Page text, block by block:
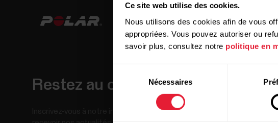
Ce site web utilise des cookies.
Nous utilisons des cookies afin de vous
appropriées. Vous pouvez autoriser ou
savoir plus, consultez notre politique en
du
consentement
Nécessaires
Restez au courant!
Inscrivez-vous à notre infolettre bimensuelle pour